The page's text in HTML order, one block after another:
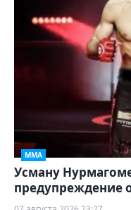
ММА
Усману
предупреждение